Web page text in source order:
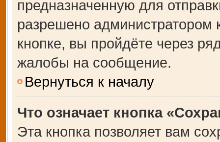
предназначенную для
разрешено
кнопке, вы пройдёте через
жалобы на сообщение.
Вернуться к началу
Что означает кнопка
Эта кнопка позволяет вам